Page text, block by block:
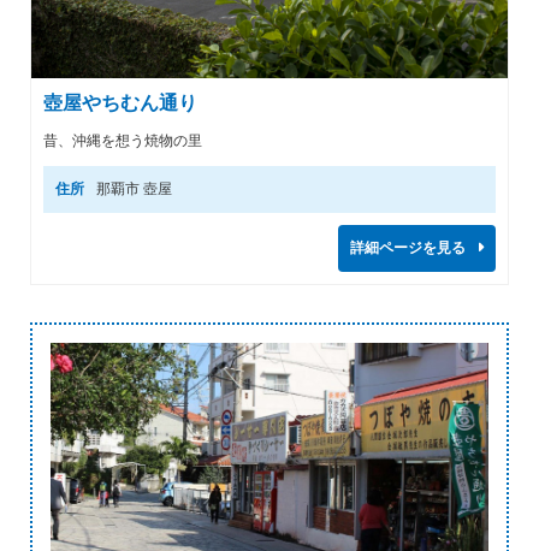
壺屋やちむん通り
昔、沖縄を想う焼物の里
住所 那覇市 壺屋
詳細ページを見る